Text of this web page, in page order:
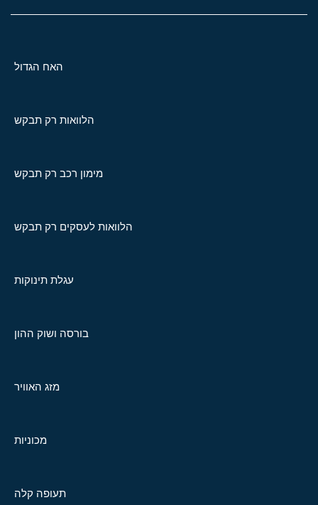
האח הגדול
הלוואות רק תבקש
מימון רכב רק תבקש
הלוואות לעסקים רק תבקש
עגלת תינוקות
בורסה ושוק ההון
מזג האוויר
מכוניות
תעופה קלה